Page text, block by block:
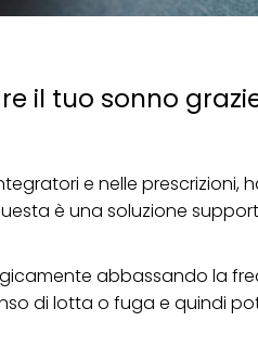
il tuo sonno
e nelle prescrizioni,
è una soluzione
abbassando la
di lotta o fuga e quindi